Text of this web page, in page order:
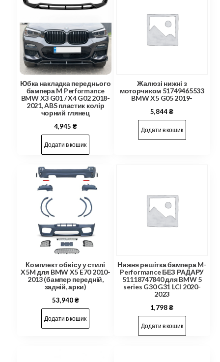
Юбка накладка переднього
бампера M Performance
BMW X3 G01 / X4 G02 2018-
2021, ABS пластик колір
чорний глянец
4,945 ₴
Додати в кошик
Жалюзі нижні з
моторчиком 51749465533
BMW X5 G05 2019-
5,844₴
Додати в кошик
Комплект обвісу у стилі
X5M для BMW X5 E70 2010-
2013 (бампер передній,
задній, арки)
53,940₴
Додати в кошик
Нижня решітка бампера M-
Performance БЕЗ РАДАРУ
51118747840 для BMW 5
series G30 G31 LCI 2020-
2023
1,798₴
Додати в кошик